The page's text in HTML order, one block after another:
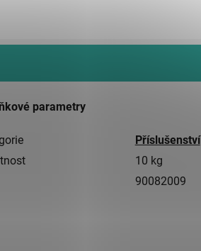
parametry
Příslušenství
10 kg
90082009